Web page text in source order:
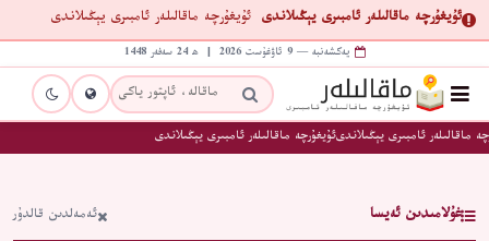
ئۇيغۇرچە ماقالىلەر ئامبىرى يېڭىلاندى ئۇيغۇرچە ماقالىلەر ئامبىرى يېڭىلاندى
يەكشەنبە — 9 ئاۋغۇست 2026 | ھ 24 سەفەر 1448
ماقالىلەر ئامبىرى يېڭىلاندىئۇيغۇرچە ماقالىلەر ئامبىرى يېڭىلاندى
غۇلامىدىن ئەيسا ئەمەلدىن قالدۇر